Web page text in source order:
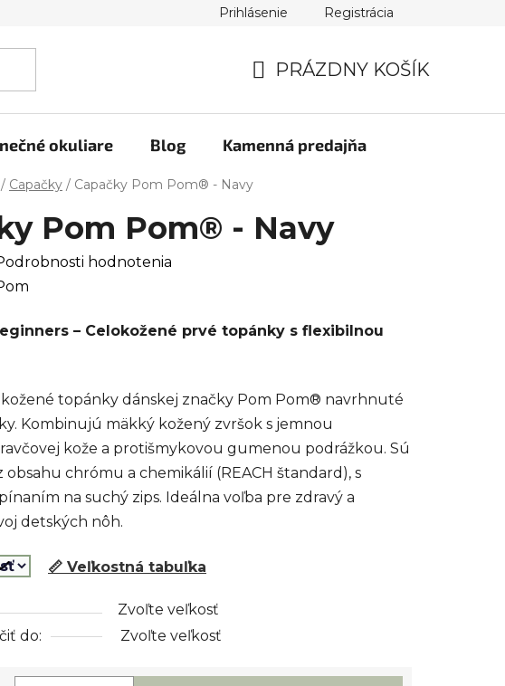
Prihlásenie Registrácia
KOŠÍK
PRÁZDNY KOŠÍK
okuliare Blog Kamenná predajňa
/ Capačky / Capačky Pom Pom® - Navy
Pom Pom® - Navy
hodnotenia
– Celokožené prvé topánky s flexibilnou
topánky dánskej značky Pom Pom® navrhnuté
Kombinujú mäkký kožený zvršok s jemnou
kože a protišmykovou gumenou podrážkou. Sú
obsahu chrómu a chemikálií (REACH štandard), s
na suchý zips. Ideálna voľba pre zdravý a
detských nôh.
📏 Veľkostná tabuľka
Zvoľte veľkosť
do:
Zvoľte veľkosť